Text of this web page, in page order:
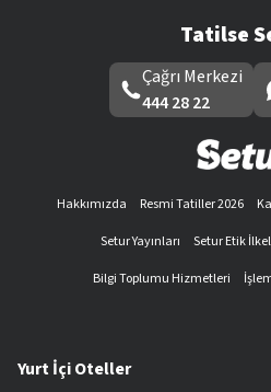
Tatilse
Çağrı Merkezi
444 28 22
Hakkımızda Resmi Tatiller 2026
Setur Yayınları
Setur Etik
Bilgi Toplumu Hizmetleri
Yurt İçi Oteller